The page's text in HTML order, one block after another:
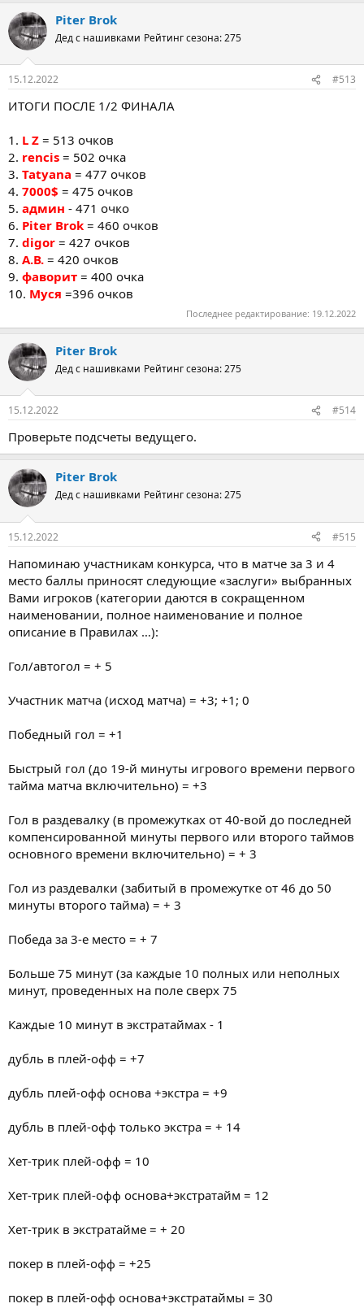
Piter Brok
Дед с нашивками Рейтинг сезона: 275
15.12.2022 #513
ИТОГИ ПОСЛЕ 1/2 ФИНАЛА
1. L Z = 513 очков
2. rencis = 502 очка
3. Tatyana = 477 очков
4. 7000$ = 475 очков
5. админ - 471 очко
6. Piter Brok = 460 очков
7. digor = 427 очков
8. А.В. = 420 очков
9. фаворит = 400 очка
10. Муся =396 очков
Последнее редактирование: 19.12.2022
Piter Brok
Дед с нашивками Рейтинг сезона: 275
15.12.2022 #514
Проверьте подсчеты ведущего.
Piter Brok
Дед с нашивками Рейтинг сезона: 275
15.12.2022 #515
Напоминаю участникам конкурса, что в матче за 3 и 4
место баллы приносят следующие «заслуги» выбранных
Вами игроков (категории даются в сокращенном
наименовании, полное наименование и полное
описание в Правилах …):
Гол/автогол = + 5
Участник матча (исход матча) = +3; +1; 0
Победный гол = +1
Быстрый гол (до 19-й минуты игрового времени первого
тайма матча включительно) = +3
Гол в раздевалку (в промежутках от 40-вой до последней
компенсированной минуты первого или второго таймов
основного времени включительно) = + 3
Гол из раздевалки (забитый в промежутке от 46 до 50
минуты второго тайма) = + 3
Победа за 3-е место = + 7
Больше 75 минут (за каждые 10 полных или неполных
минут, проведенных на поле сверх 75
Каждые 10 минут в экстратаймах - 1
дубль в плей-офф = +7
дубль плей-офф основа +экстра = +9
дубль в плей-офф только экстра = + 14
Хет-трик плей-офф = 10
Хет-трик плей-офф основа+экстратайм = 12
Хет-трик в экстратайме = + 20
покер в плей-офф = +25
покер в плей-офф основа+экстратаймы = 30